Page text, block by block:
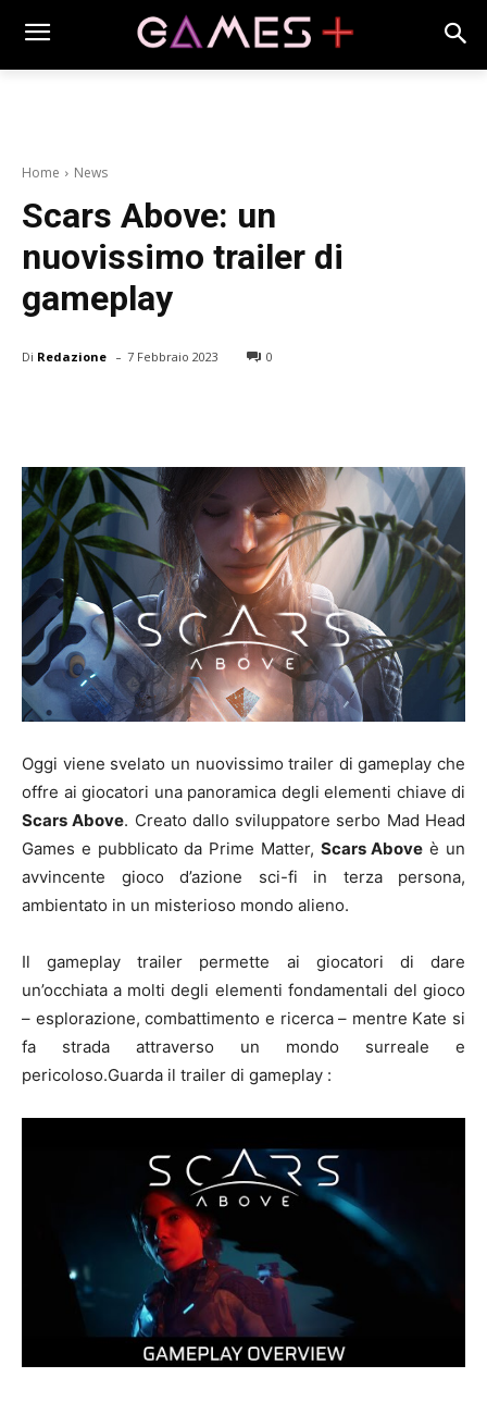
Home News
Scars Above: un
nuovissimo trailer di
gameplay
Di Redazione - 7 Febbraio 2023 0
Oggi viene svelato un nuovissimo trailer di gameplay che
offre ai giocatori una panoramica degli elementi chiave di
Scars Above. Creato dallo sviluppatore serbo Mad Head
Games e pubblicato da Prime Matter, Scars Above è un
avvincente gioco d’azione sci-fi in terza persona,
ambientato in un misterioso mondo alieno.
Il gameplay trailer permette ai giocatori di dare
un’occhiata a molti degli elementi fondamentali del gioco
– esplorazione, combattimento e ricerca – mentre Kate si
fa strada attraverso un mondo surreale e
pericoloso.Guarda il trailer di gameplay :